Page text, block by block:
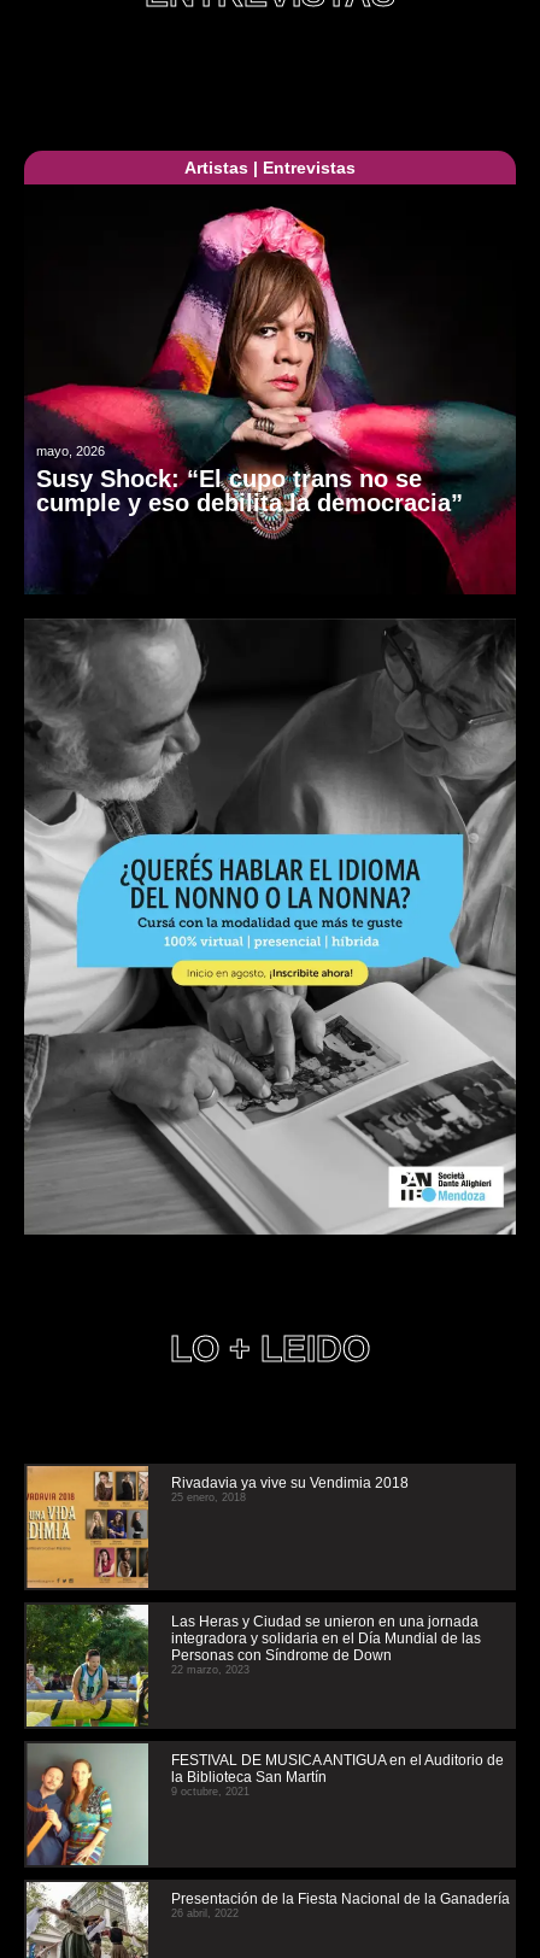
Artistas | Entrevistas
mayo, 2026
Susy Shock: “El cupo trans no se
cumple y eso debilita la democracia”
LO + LEIDO
Rivadavia ya vive su Vendimia 2018
25 enero, 2018
Las Heras y Ciudad se unieron en una jornada
integradora y solidaria en el Día Mundial de las
Personas con Síndrome de Down
22 marzo, 2023
FESTIVAL DE MUSICA ANTIGUA en el Auditorio de
la Biblioteca San Martín
9 octubre, 2021
Presentación de la Fiesta Nacional de la Ganadería
26 abril, 2022